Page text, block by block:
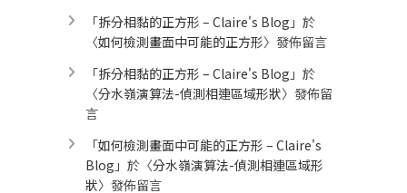
「拆分相黏的正方形 – Claire's Blog 」於
〈如何檢測畫面中可能的正方形〉發佈留言
「拆分相黏的正方形 – Claire's Blog 」於
〈分水嶺演算法-偵測相連區域形狀〉發佈留
言
「如何檢測畫面中可能的正方形 – Claire's
Blog 」於〈分水嶺演算法-偵測相連區域形
狀〉發佈留言